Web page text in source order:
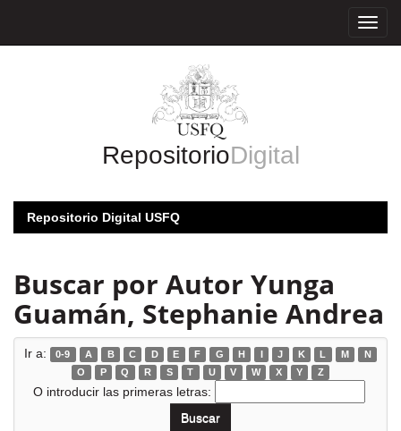
RepositorioDigital
Repositorio Digital USFQ
Buscar por Autor Yunga
Guamán, Stephanie Andrea
Ir a: 0-9 A B C D E F G H I J K L M
N
O
P Q R S T U V W X Y Z
O introducir las primeras letras: